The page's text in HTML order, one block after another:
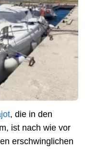
, die in den
ist nach wie vor
erschwinglichen